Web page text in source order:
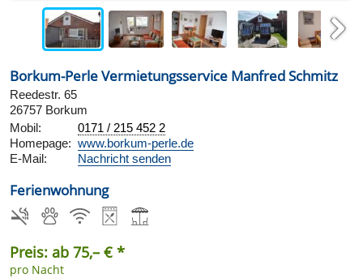
Borkum-Perle Vermietungsservice Manfred Schmitz
Reedestr. 65
26757 Borkum
Mobil:
0171 / 215 452 2
Homepage: www.borkum-perle.de
E-Mail:
Nachricht senden
Ferienwohnung
Preis: ab 75,– € *
pro Nacht